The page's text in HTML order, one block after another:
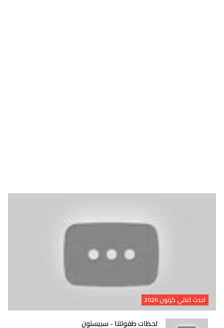
احدث اغاني كرتون 2026
لحظات طفولتنا - سبيستون